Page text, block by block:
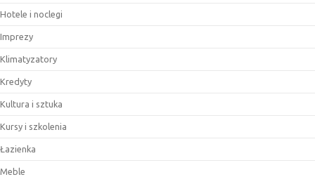
Hotele i noclegi
Imprezy
Klimatyzatory
Kredyty
Kultura i sztuka
Kursy i szkolenia
Łazienka
Meble